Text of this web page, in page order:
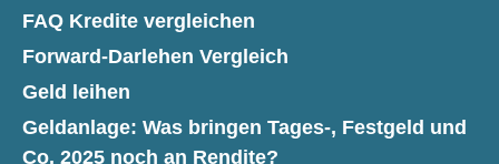
FAQ Kredite vergleichen
Forward-Darlehen Vergleich
Geld leihen
Geldanlage: Was bringen Tages-, Festgeld und
Co. 2025 noch an Rendite?